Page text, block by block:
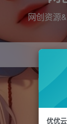
网创资源
引流
优优